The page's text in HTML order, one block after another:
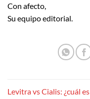
Con afecto,
Su equipo editorial.
Levitra vs Cialis: ¿cuál es